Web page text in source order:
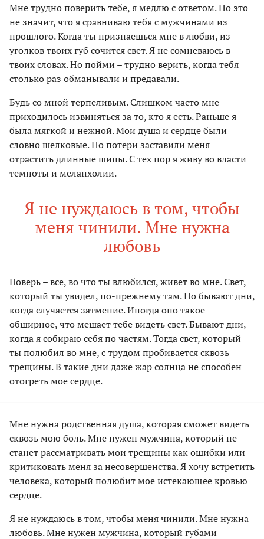
Мне трудно поверить тебе, я медлю с ответом. Но это
не значит, что я сравниваю тебя с мужчинами из
прошлого. Когда ты признаешься мне в любви, из
уголков твоих губ сочится свет. Я не сомневаюсь в
твоих словах. Но пойми – трудно верить, когда тебя
столько раз обманывали и предавали.
Будь со мной терпеливым. Слишком часто мне
приходилось извиняться за то, кто я есть. Раньше я
была мягкой и нежной. Мои душа и сердце были
словно шелковые. Но потери заставили меня
отрастить длинные шипы. С тех пор я живу во власти
темноты и меланхолии.
Я не нуждаюсь в том, чтобы
меня чинили. Мне нужна
любовь
Поверь – все, во что ты влюбился, живет во мне. Свет,
который ты увидел, по-прежнему там. Но бывают дни,
когда случается затмение. Иногда оно такое
обширное, что мешает тебе видеть свет. Бывают дни,
когда я собираю себя по частям. Тогда свет, который
ты полюбил во мне, с трудом пробивается сквозь
трещины. В такие дни даже жар солнца не способен
отогреть мое сердце.
Мне нужна родственная душа, которая сможет видеть
сквозь мою боль. Мне нужен мужчина, который не
станет рассматривать мои трещины как ошибки или
критиковать меня за несовершенства. Я хочу встретить
человека, который полюбит мое истекающее кровью
сердце.
Я не нуждаюсь в том, чтобы меня чинили. Мне нужна
любовь. Мне нужен мужчина, который губами